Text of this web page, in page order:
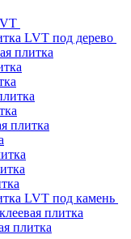
LVT под дерево
плитка
плитка
LVT под камень
плитка
плитка